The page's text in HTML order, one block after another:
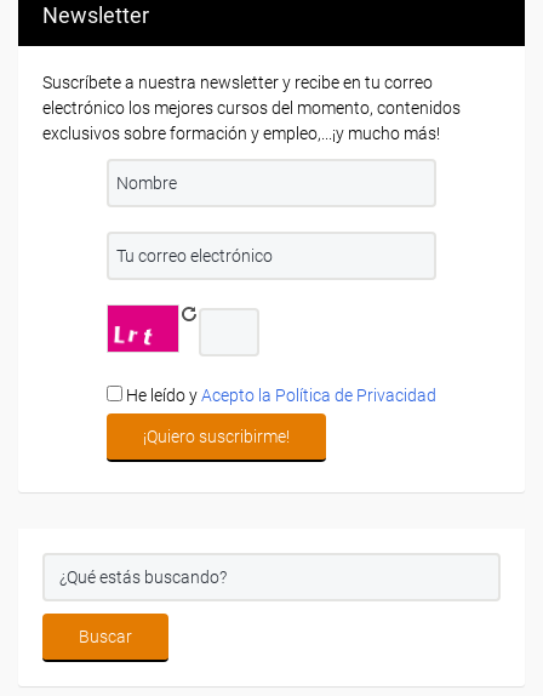
Newsletter
Suscríbete a nuestra newsletter y recibe en tu correo
electrónico los mejores cursos del momento, contenidos
exclusivos sobre formación y empleo,...¡y mucho más!
He leído yAcepto la Política de Privacidad